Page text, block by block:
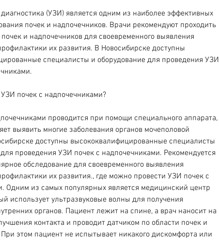
(УЗИ) является одним из наиболее эффективных
почек и надпочечников. Врачи рекомендуют проходить
и надпочечников для своевременного выявления
их развития. В Новосибирске доступны
специалисты и оборудование для проведения УЗИ
почек с надпочечниками?
проводится при помощи специального аппарата,
выявить многие заболевания органов мочеполовой
доступны высококвалифицированные специалисты
проведения УЗИ почек с надпочечниками. Рекомендуется
обследование для своевременного выявления
их развития., где можно провести УЗИ почек с
Одним из самых популярных является медицинский центр
использует ультразвуковые волны для получения
органов. Пациент лежит на спине, а врач наносит на
контакта и проводит датчиком по области почек и
этом пациент не испытывает никакого дискомфорта или